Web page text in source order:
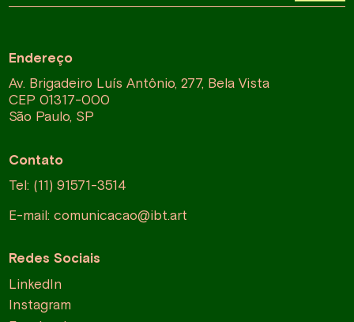
Endereço
Av. Brigadeiro Luís Antônio, 277, Bela Vista
CEP 01317-000
São Paulo, SP
Contato
Tel: (11) 91571-3514
E-mail: comunicacao@ibt.art
Redes Sociais
LinkedIn
Instagram